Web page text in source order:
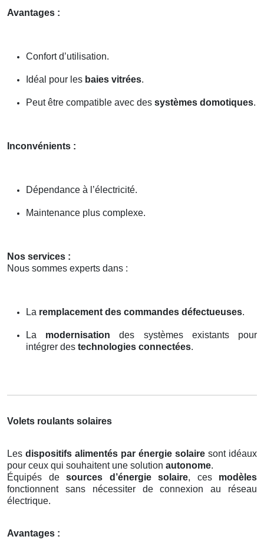
Avantages :
Confort d’utilisation.
Idéal pour les baies vitrées.
Peut être compatible avec des systèmes domotiques.
Inconvénients :
Dépendance à l’électricité.
Maintenance plus complexe.
Nos services :
Nous sommes experts dans :
La remplacement des commandes défectueuses.
La modernisation des systèmes existants pour
intégrer des technologies connectées.
Volets roulants solaires
Les dispositifs alimentés par énergie solaire sont idéaux
pour ceux qui souhaitent une solution autonome.
Équipés de sources d’énergie solaire, ces modèles
fonctionnent sans nécessiter de connexion au réseau
électrique.
Avantages :